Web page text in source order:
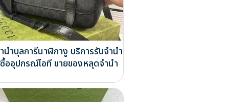
นำบุลการีนาฬิกางู บริการรับจำนำ
ออุปกรณ์ไอที ขายของหลุดจำนำ